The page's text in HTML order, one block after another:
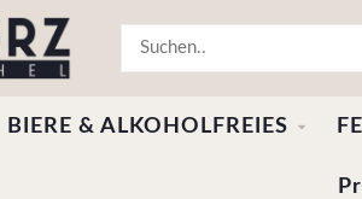
BIERE & ALKOHOLFREIES